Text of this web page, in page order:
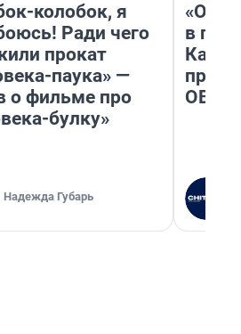
колобок, я
Ради чего
прокат
паука» —
о фильме про
булку»
Надежда Губарь
в
Как в
ОВЗ